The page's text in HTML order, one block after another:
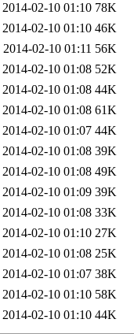
2014-02-10 01:10 78K
2014-02-10 01:10 46K
2014-02-10 01:11 56K
2014-02-10 01:08 52K
2014-02-10 01:08 44K
2014-02-10 01:08 61K
2014-02-10 01:07 44K
2014-02-10 01:08 39K
2014-02-10 01:08 49K
2014-02-10 01:09 39K
2014-02-10 01:08 33K
2014-02-10 01:10 27K
2014-02-10 01:08 25K
2014-02-10 01:07 38K
2014-02-10 01:10 58K
2014-02-10 01:10 44K